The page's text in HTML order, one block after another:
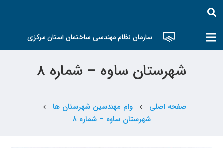
سازمان نظام مهندسی ساختمان استان مرکزی
شهرستان ساوه – شماره ۸
صفحه اصلی chevron_left وام مهندسین شهرستان ها chevron_left
شهرستان ساوه – شماره ۸